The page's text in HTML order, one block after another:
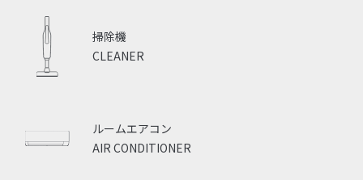
CLEANER
掃除機
AIR CONDITIONER
ルームエアコン